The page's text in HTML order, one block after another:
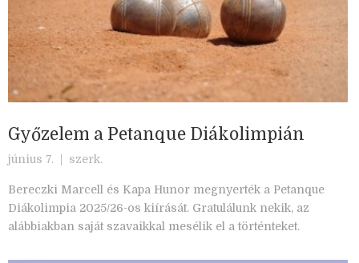
Győzelem a Petanque Diákolimpián
június 7. | szerk.
Bereczki Marcell és Kapa Hunor megnyerték a Petanque
Diákolimpia 2025/26-os kiírását. Gratulálunk nekik, az
alábbiakban saját szavaikkal mesélik el a történteket.